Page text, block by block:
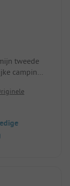
tweede
camping
alles wordt
van de
Er zijn veel
wie